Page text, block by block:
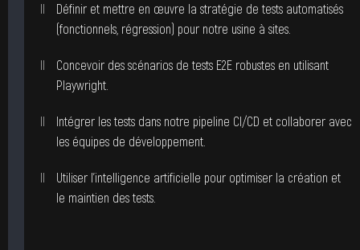
Définir et mettre en œuvre la stratégie de tests automatisés
(fonctionnels, régression) pour notre usine à sites.
Concevoir des scénarios de tests E2E robustes en utilisant
Playwright.
Intégrer les tests dans notre pipeline CI/CD et collaborer avec
les équipes de développement.
Utiliser l’intelligence artificielle pour optimiser la création et
le maintien des tests.